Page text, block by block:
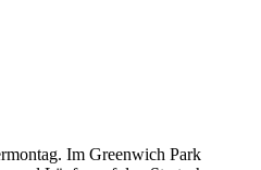
Im Greenwich Park